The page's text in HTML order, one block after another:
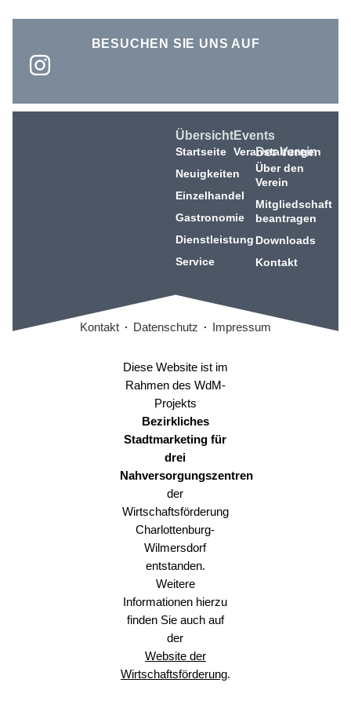
BESUCHEN SIE UNS AUF
Übersicht
Startseite
Neuigkeiten
Einzelhandel
Gastronomie
Dienstleistung
Service
Events
Veranstaltungen
Der Verein
Über den
Verein
Mitgliedschaft
beantragen
Downloads
Kontakt
Kontakt Datenschutz Impressum
Diese Website ist im
Rahmen des WdM-
Projekts
Bezirkliches
Stadtmarketing für
drei
Nahversorgungszentren
der
Wirtschaftsförderung
Charlottenburg-
Wilmersdorf
entstanden.
Weitere
Informationen hierzu
finden Sie auch auf
der
Website der
Wirtschaftsförderung.